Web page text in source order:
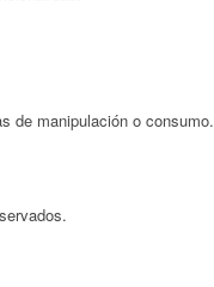
de manipulación o consumo.